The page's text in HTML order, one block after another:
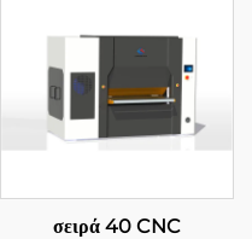
σειρά 40 CNC